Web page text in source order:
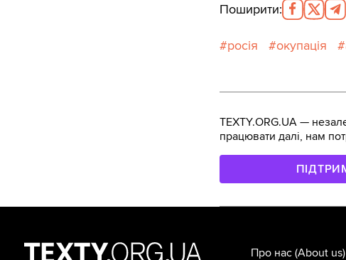
Поширити:
росія окупація
TEXTY.ORG.UA —
працювати далі, нам
Про нас (About us)